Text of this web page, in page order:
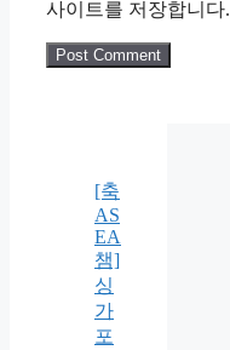
사이트를 저장합니다.
[축
AS
EA
챔]
싱
가
포